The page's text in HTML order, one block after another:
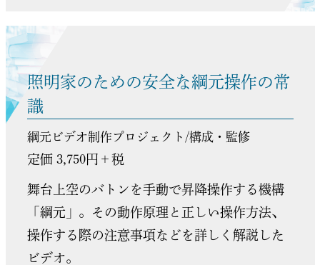
照明家のための安全な綱元操作の常
識
綱元ビデオ制作プロジェクト/構成・監修
定価 3,750円＋税
舞台上空のバトンを手動で昇降操作する機構
「綱元」。その動作原理と正しい操作方法、
操作する際の注意事項などを詳しく解説した
ビデオ。